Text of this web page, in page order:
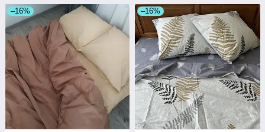
–16% –16%